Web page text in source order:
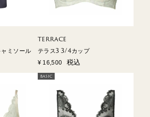
ミソール
TERRACE
テラス3 3/4カップ
¥ 16,500 税込
BASIC